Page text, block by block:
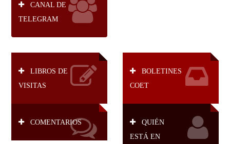
CANAL DE
TELEGRAM
LIBROS DE
VISITAS
BOLETINES
COET
COMENTARIOS
QUIÉN
ESTÁ EN